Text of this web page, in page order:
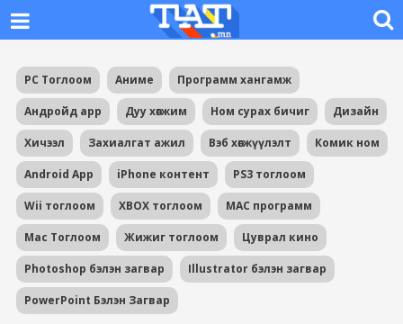
PC Тоглоом Аниме Программ хангамж
Андройд app Дуу хөгжим Ном сурах бичиг Дизайн
Хичээл Захиалгат ажил Вэб хөгжүүлэлт Комик ном
Android App iPhone контент PS3 тоглоом
Wii тоглоом XBOX тоглоом MAC программ
Mac Тоглоом Жижиг тоглоом Цуврал кино
Photoshop бэлэн загвар Illustrator бэлэн загвар
PowerPoint Бэлэн Загвар